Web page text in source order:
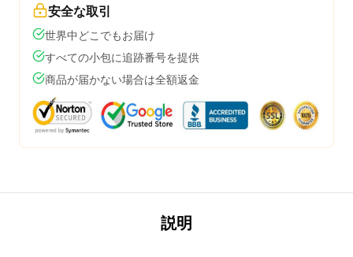
安全な取引
世界中どこでもお届け
すべての小包に追跡番号を提供
商品が届かない場合は全額返金
説明